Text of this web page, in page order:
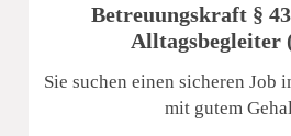
Betreuungskraft §
Alltagsbegleiter
Sie suchen einen sicheren Job
mit gutem